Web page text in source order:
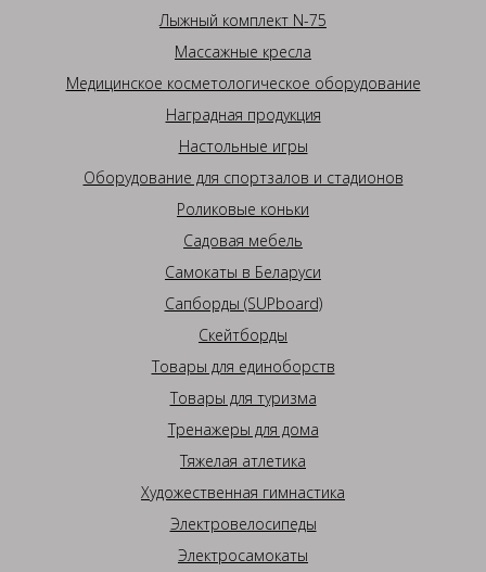
Лыжный комплект N-75
Массажные кресла
Медицинское косметологическое оборудование
Наградная продукция
Настольные игры
Оборудование для спортзалов и стадионов
Роликовые коньки
Садовая мебель
Самокаты в Беларуси
Сапборды (SUPboard)
Скейтборды
Товары для единоборств
Товары для туризма
Тренажеры для дома
Тяжелая атлетика
Художественная гимнастика
Электровелосипеды
Электросамокаты